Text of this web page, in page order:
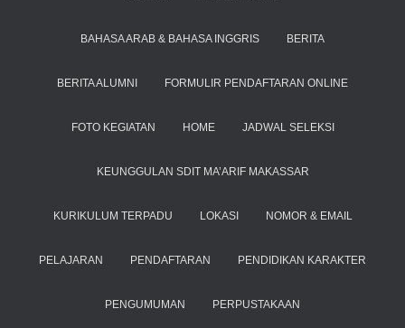
BAHASA ARAB & BAHASA INGGRIS BERITA
BERITA ALUMNI FORMULIR PENDAFTARAN ONLINE
FOTO KEGIATAN HOME JADWAL SELEKSI
KEUNGGULAN SDIT MA’ARIF MAKASSAR
KURIKULUM TERPADU LOKASI NOMOR & EMAIL
PELAJARAN PENDAFTARAN PENDIDIKAN KARAKTER
PENGUMUMAN PERPUSTAKAAN